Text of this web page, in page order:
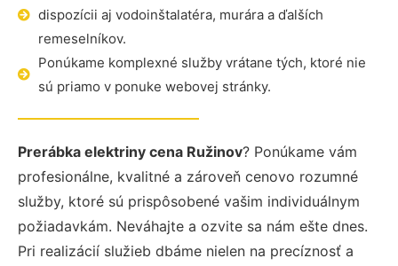
dispozícii aj vodoinštalatéra, murára a ďalších
remeselníkov.
Ponúkame komplexné služby vrátane tých, ktoré nie
sú priamo v ponuke webovej stránky.
Prerábka elektriny cena Ružinov? Ponúkame vám
profesionálne, kvalitné a zároveň cenovo rozumné
služby, ktoré sú prispôsobené vašim individuálnym
požiadavkám. Neváhajte a ozvite sa nám ešte dnes.
Pri realizácií služieb dbáme nielen na precíznosť a